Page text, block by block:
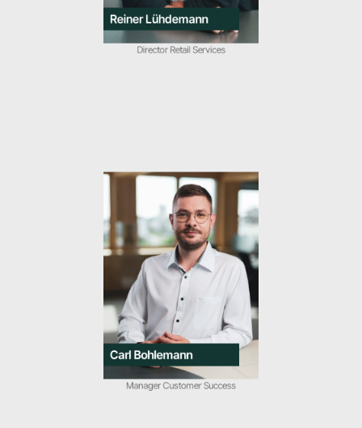
Reiner Lühdemann
Director Retail Services
Carl Bohlemann
Manager Customer Success